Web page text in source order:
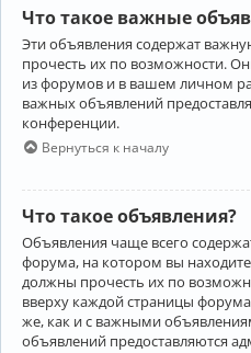
Что такое важные
Эти объявления содержат
прочесть их по возможности.
из форумов и в вашем личном
важных объявлений
конференции.
Вернуться к началу
Что такое объявления?
Объявления чаще всего
форума, на котором вы
должны прочесть их по
вверху каждой страницы
же, как и с важными
объявлений предоставляются